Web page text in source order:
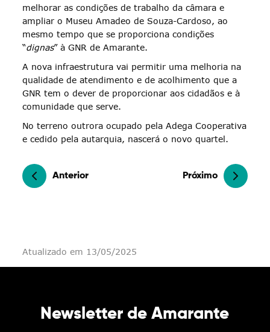
melhorar as condições de trabalho da câmara e
ampliar o Museu Amadeo de Souza-Cardoso, ao
mesmo tempo que se proporciona condições
“dignas” à GNR de Amarante.
A nova infraestrutura vai permitir uma melhoria na
qualidade de atendimento e de acolhimento que a
GNR tem o dever de proporcionar aos cidadãos e à
comunidade que serve.
No terreno outrora ocupado pela Adega Cooperativa
e cedido pela autarquia, nascerá o novo quartel.
Anterior Próximo
Atualizado em 13/05/2025
Newsletter de Amarante